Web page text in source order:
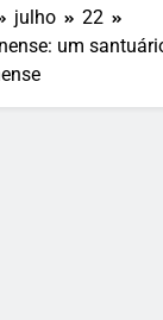
julho
22
um